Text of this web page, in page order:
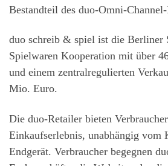
Bestandteil des duo-Omni-
duo schreib & spiel ist die Berliner
Spielwaren Kooperation mit über
und einem zentralregulierten
Mio. Euro.
Die duo-Retailer bieten
Einkaufserlebnis, unabhängig vom
Endgerät. Verbraucher begegnen